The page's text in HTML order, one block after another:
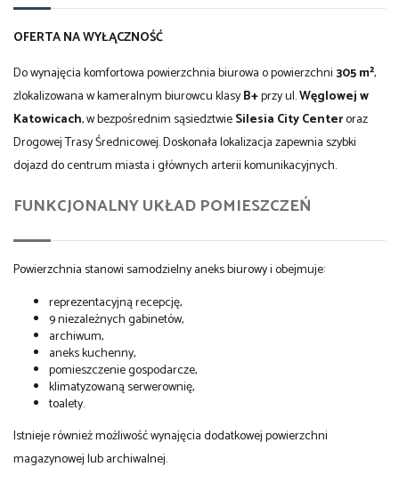
OFERTA NA WYŁĄCZNOŚĆ
Do wynajęcia komfortowa powierzchnia biurowa o powierzchni305 m²,
zlokalizowana w kameralnym biurowcu klasyB+przy ul.Węglowej w
Katowicach, w bezpośrednim sąsiedztwieSilesia City Centeroraz
Drogowej Trasy Średnicowej. Doskonała lokalizacja zapewnia szybki
dojazd do centrum miasta i głównych arterii komunikacyjnych.
FUNKCJONALNY UKŁAD POMIESZCZEŃ
Powierzchnia stanowi samodzielny aneks biurowy i obejmuje:
reprezentacyjną recepcję,
9 niezależnych gabinetów,
archiwum,
aneks kuchenny,
pomieszczenie gospodarcze,
klimatyzowaną serwerownię,
toalety.
Istnieje również możliwość wynajęcia dodatkowej powierzchni
magazynowej lub archiwalnej.